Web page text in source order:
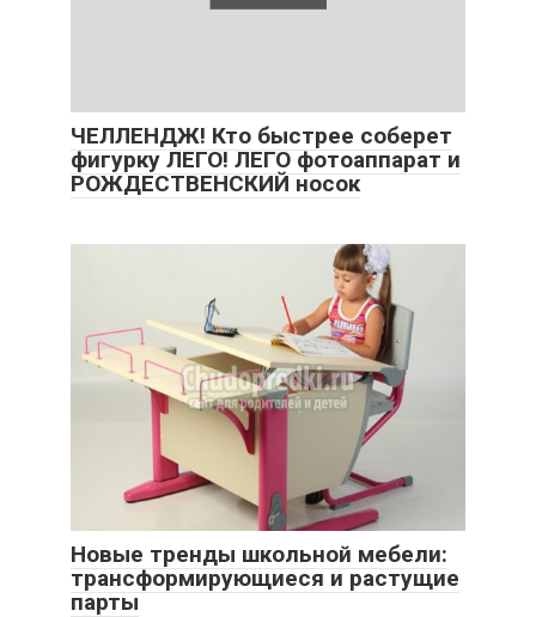
ЧЕЛЛЕНДЖ! Кто быстрее соберет
фигурку ЛЕГО! ЛЕГО фотоаппарат и
РОЖДЕСТВЕНСКИЙ носок
Новые тренды школьной мебели:
трансформирующиеся и растущие
парты